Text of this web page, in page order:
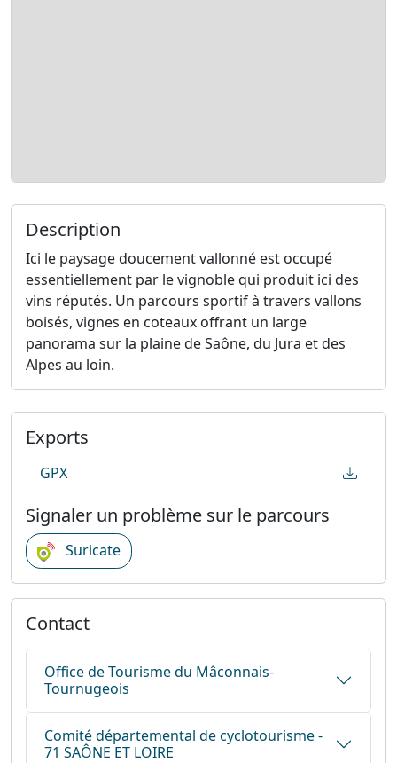
Description
Ici le paysage doucement vallonné est occupé
essentiellement par le vignoble qui produit ici des
vins réputés. Un parcours sportif à travers vallons
boisés, vignes en coteaux offrant un large
panorama sur la plaine de Saône, du Jura et des
Alpes au loin.
Exports
GPX
Signaler un problème sur le parcours
Suricate
Contact
Office de Tourisme du Mâconnais-
Tournugeois
Comité départemental de cyclotourisme -
71 SAÔNE ET LOIRE